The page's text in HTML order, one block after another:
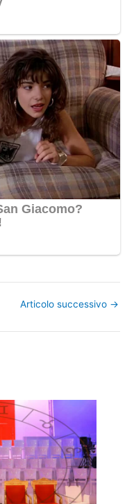
Articolo successivo →